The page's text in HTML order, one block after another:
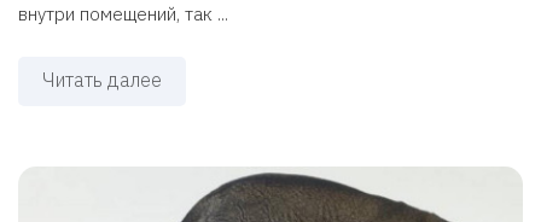
внутри помещений, так ...
Читать далее